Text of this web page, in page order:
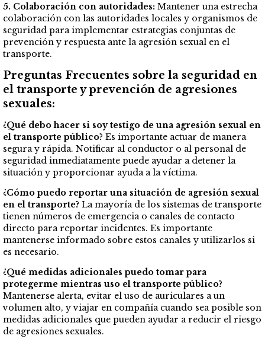
5. Colaboración con autoridades: Mantener una estrecha
colaboración con las autoridades locales y organismos de
seguridad para implementar estrategias conjuntas de
prevención y respuesta ante la agresión sexual en el
transporte.
Preguntas Frecuentes sobre la seguridad en
el transporte y prevención de agresiones
sexuales:
¿Qué debo hacer si soy testigo de una agresión sexual en
el transporte público? Es importante actuar de manera
segura y rápida. Notificar al conductor o al personal de
seguridad inmediatamente puede ayudar a detener la
situación y proporcionar ayuda a la víctima.
¿Cómo puedo reportar una situación de agresión sexual
en el transporte? La mayoría de los sistemas de transporte
tienen números de emergencia o canales de contacto
directo para reportar incidentes. Es importante
mantenerse informado sobre estos canales y utilizarlos si
es necesario.
¿Qué medidas adicionales puedo tomar para
protegerme mientras uso el transporte público?
Mantenerse alerta, evitar el uso de auriculares a un
volumen alto, y viajar en compañía cuando sea posible son
medidas adicionales que pueden ayudar a reducir el riesgo
de agresiones sexuales.